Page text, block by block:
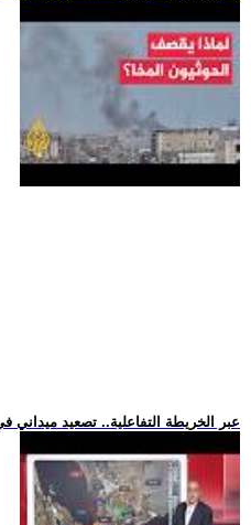
.. عبر الخريطة التفاعلية.. تصعيد ميداني